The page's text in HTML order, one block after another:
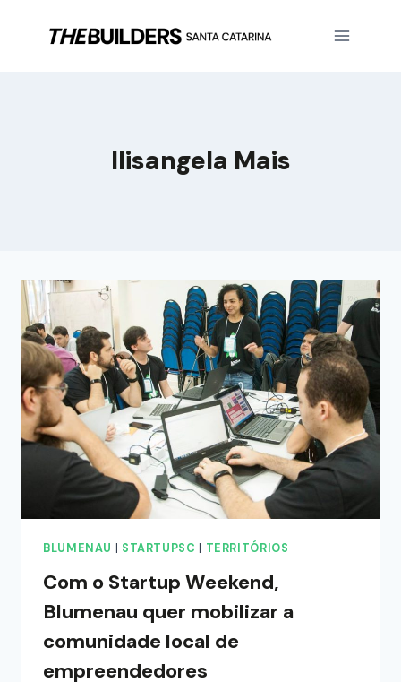
Ilisangela Mais
BLUMENAU STARTUPSC TERRITÓRIOS
Com o Startup Weekend,
Blumenau quer mobilizar a
comunidade local de
empreendedores